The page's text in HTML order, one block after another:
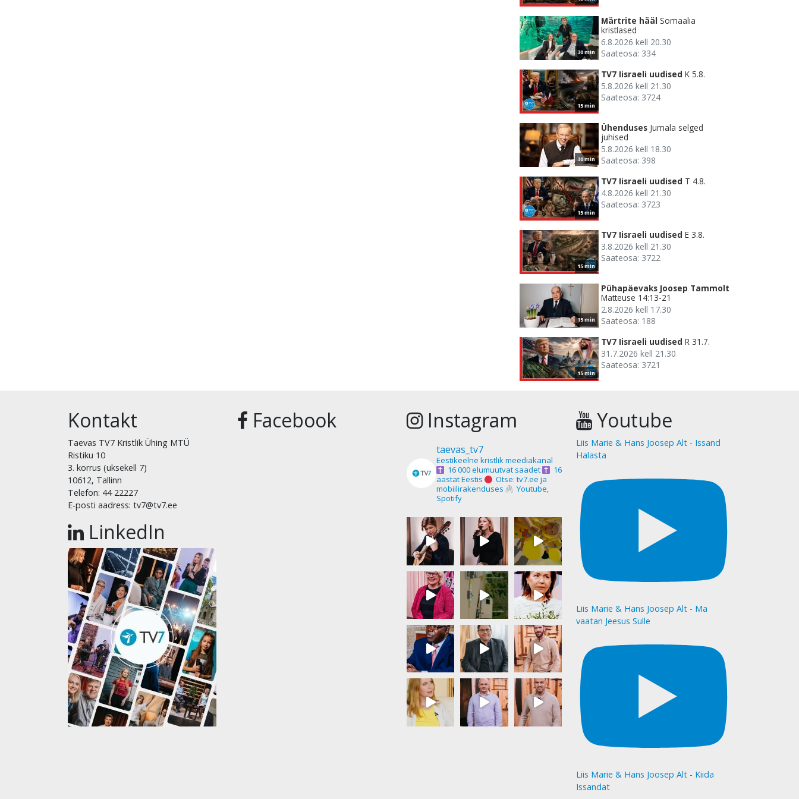
30 min
Märtrite hääl Somaalia
kristlased
6.8.2026 kell 20.30
Saateosa: 334
15 min
TV7 Iisraeli uudised K 5.8.
5.8.2026 kell 21.30
Saateosa: 3724
30 min
Ühenduses Jumala selged
juhised
5.8.2026 kell 18.30
Saateosa: 398
15 min
TV7 Iisraeli uudised T 4.8.
4.8.2026 kell 21.30
Saateosa: 3723
15 min
TV7 Iisraeli uudised E 3.8.
3.8.2026 kell 21.30
Saateosa: 3722
15 min
Pühapäevaks Joosep Tammolt
Matteuse 14:13-21
2.8.2026 kell 17.30
Saateosa: 188
15 min
TV7 Iisraeli uudised R 31.7.
31.7.2026 kell 21.30
Saateosa: 3721
Kontakt
Taevas TV7 Kristlik Ühing MTÜ
Ristiku 10
3. korrus (uksekell 7)
10612, Tallinn
Telefon: 44 22227
E-posti aadress: tv7@tv7.ee
LinkedIn
Facebook Instagram
taevas_tv7
Eestikeelne kristlik meediakanal
16 000 elumuutvat saadet
16
aastat Eestis
Otse: tv7.ee ja
mobiilirakenduses
Youtube,
Spotify
Youtube
Liis Marie & Hans Joosep Alt - Issand
Halasta
Liis Marie & Hans Joosep Alt - Ma
vaatan Jeesus Sulle
Liis Marie & Hans Joosep Alt - Kiida
Issandat